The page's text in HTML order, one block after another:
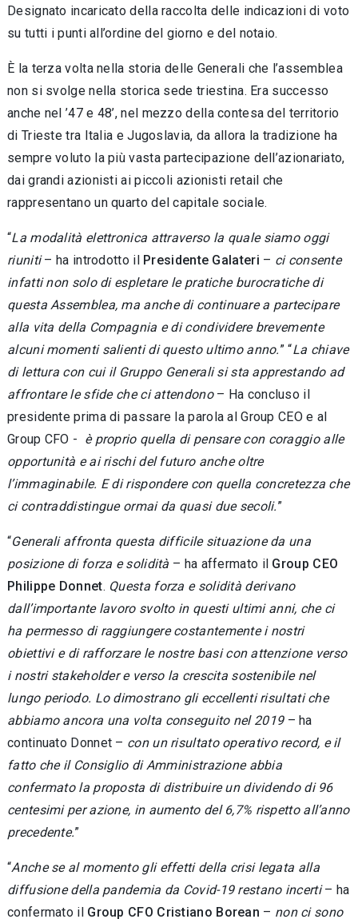
Designato incaricato della raccolta delle indicazioni di voto
su tutti i punti all’ordine del giorno e del notaio.
È la terza volta nella storia delle Generali che l’assemblea
non si svolge nella storica sede triestina. Era successo
anche nel ’47 e 48’, nel mezzo della contesa del territorio
di Trieste tra Italia e Jugoslavia, da allora la tradizione ha
sempre voluto la più vasta partecipazione dell’azionariato,
dai grandi azionisti ai piccoli azionisti retail che
rappresentano un quarto del capitale sociale.
“La modalità elettronica attraverso la quale siamo oggi
riuniti– ha introdotto il Presidente Galateri – ci consente
infatti non solo di espletare le pratiche burocratiche di
questa Assemblea, ma anche di continuare a partecipare
alla vita della Compagnia e di condividere brevemente
alcuni momenti salienti di questo ultimo anno.” “La chiave
di lettura con cui il Gruppo Generali si sta apprestando ad
affrontare le sfide che ci attendono– Ha concluso il
presidente prima di passare la parola al Group CEO e al
Group CFO - è proprio quella di pensare con coraggio alle
opportunità e ai rischi del futuro anche oltre
l’immaginabile. E di rispondere con quella concretezza che
ci contraddistingue ormai da quasi due secoli.”
“Generali affronta questa difficile situazione da una
posizione di forza e solidità – ha affermato il Group CEO
Philippe Donnet. Questa forza e solidità derivano
dall’importante lavoro svolto in questi ultimi anni, che ci
ha permesso di raggiungere costantemente i nostri
obiettivi e di rafforzare le nostre basi con attenzione verso
i nostri stakeholder e verso la crescita sostenibile nel
lungo periodo. Lo dimostrano gli eccellenti risultati che
abbiamo ancora una volta conseguito nel 2019– ha
continuato Donnet – con un risultato operativo record, e il
fatto che il Consiglio di Amministrazione abbia
confermato la proposta di distribuire un dividendo di 96
centesimi per azione, in aumento del 6,7% rispetto all’anno
precedente.”
“Anche se al momento gli effetti della crisi legata alla
diffusione della pandemia da Covid-19 restano incerti– ha
confermato il Group CFO Cristiano Borean – non ci sono